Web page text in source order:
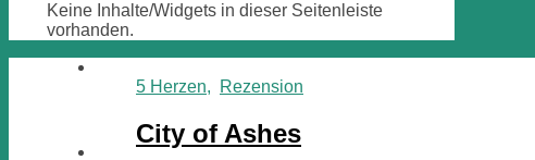
Keine Inhalte/Widgets in dieser Seitenleiste
vorhanden.
5 Herzen, Rezension
City of Ashes